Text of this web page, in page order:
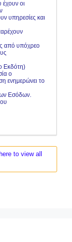
έχουν οι
υπηρεσίες και
από υπόχρεο
Εκδότη)
ο
ενημερώνει το
Εσόδων.
to view all